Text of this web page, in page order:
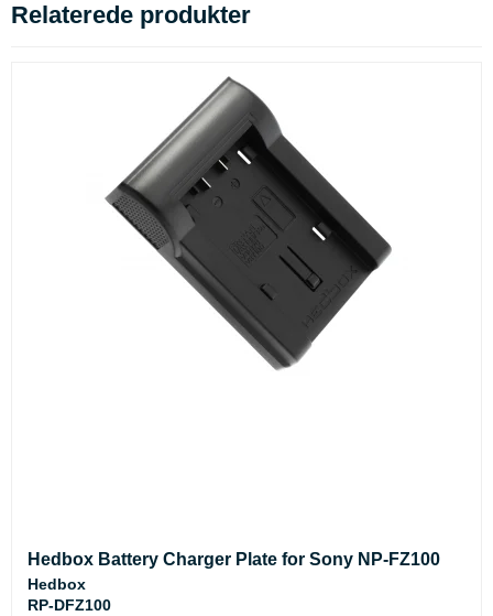
Relaterede produkter
Hedbox Battery Charger Plate for Sony NP-FZ100
Hedbox
RP-DFZ100